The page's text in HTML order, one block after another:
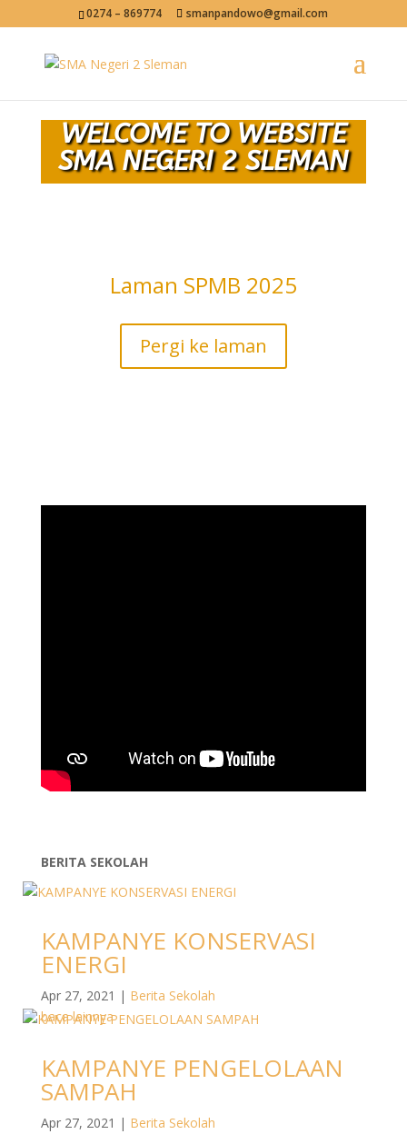
0274 – 869774 smanpandowo@gmail.com
WELCOME TO WEBSITE
SMA NEGERI 2 SLEMAN
Laman SPMB 2025
Pergi ke laman
BERITA SEKOLAH
KAMPANYE KONSERVASI
ENERGI
Apr 27, 2021 | Berita Sekolah
baca lainnya
KAMPANYE PENGELOLAAN
SAMPAH
Apr 27, 2021 | Berita Sekolah